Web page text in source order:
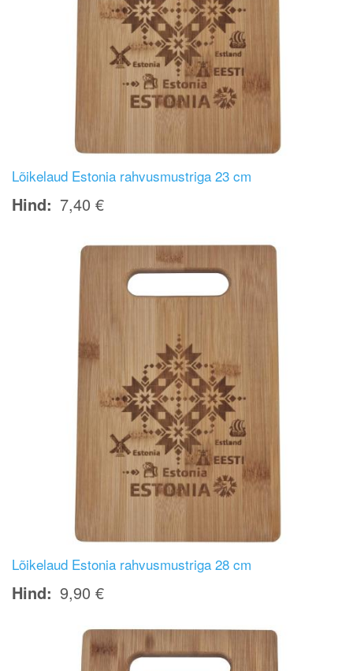
Lõikelaud Estonia rahvusmustriga 23 cm
Hind 7,40 €
Lõikelaud Estonia rahvusmustriga 28 cm
Hind 9,90 €